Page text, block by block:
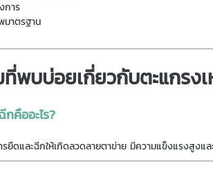
การ
าตรฐาน
ที่พบบ่อยเกี่ยวกับตะแกรง
กคืออะไร?
ยืดและฉีกให้เกิดลวดลายตาข่าย มีความแข็งแรงสูงแล